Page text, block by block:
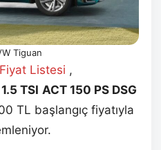
Tiguan
Fiyat Listesi ,
TSI ACT 150 PS DSG
TL başlangıç fiyatıyla